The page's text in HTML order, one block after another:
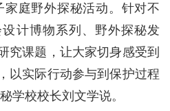
家庭野外探秘活动。针对不
计博物系列、野外探秘发
究课题，让大家切身感受到
以实际行动参与到保护过程
学校校长刘文学说。